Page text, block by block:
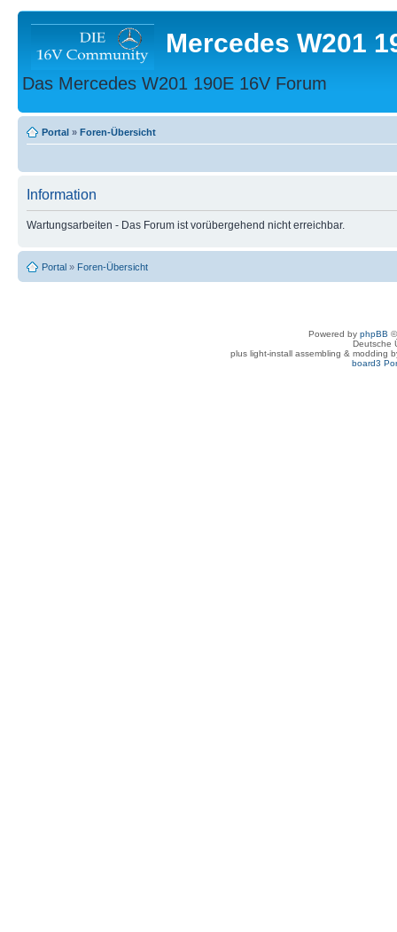
Mercedes W201
Das Mercedes W201 190E 16V Forum
Portal » Foren-Übersicht
Information
Wartungsarbeiten - Das Forum ist vorübergehend nicht erreichbar.
Portal » Foren-Übersicht
Powered by phpBB
Deutsche
plus light-install assembling & modding
board3